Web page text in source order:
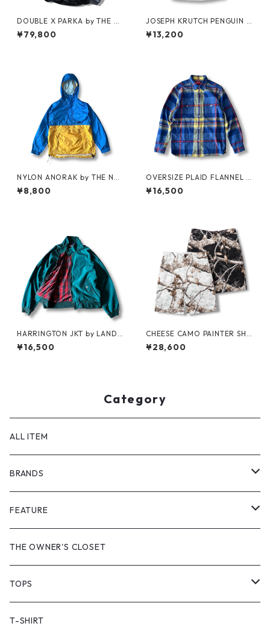
DOUBLE X PARKA by THE N
ORTH FACE
¥79,800
JOSEPH KRUTCH PENGUIN T
ee by Jim Morris
¥13,200
NYLON ANORAK by THE NO
RTH FACE
¥8,800
OVERSIZE PLAID FLANNEL S
HIRT by Supreme
¥16,500
HARRINGTON JKT by LAND
S'END
¥16,500
CHEESE CAMO PAINTER SHO
RTS by Little Yarmouth
¥28,600
Category
ALL ITEM
BRANDS
GHOST ALMOSTBLACK
PRODUCT TWELVE
BAICYCLON
Little Yarmouth
FEATURE
NEW VINTAGE
Supreme
Stussy
VINTAGE OUTDOOR
ARC'TERYX
RTW VINTAGE
THE OWNER'S CLOSET
TOPS
JACKET
T-SHIRT